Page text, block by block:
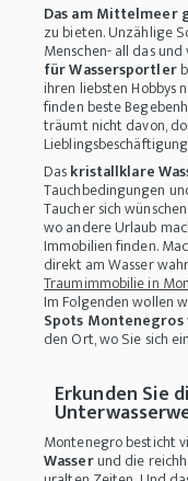
Das am Mittelmeer
zu bieten. Unzählige
Menschen- all das
für Wassersportler
ihren liebsten Hobbys
finden beste
träumt nicht davon,
Daskristallklare
Tauchbedingungen
Taucher sich
wo andere Urlaub
Immobilien finden.
direkt am Wasser
Traumimmobilie in
Im Folgenden wollen
Spots Montenegros
den Ort, wo Sie sich
Erkunden Sie
Montenegrobesticht
Wasserund die